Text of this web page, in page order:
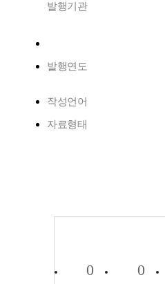
발행기관
발행연도
작성언어
자료형태
0 0